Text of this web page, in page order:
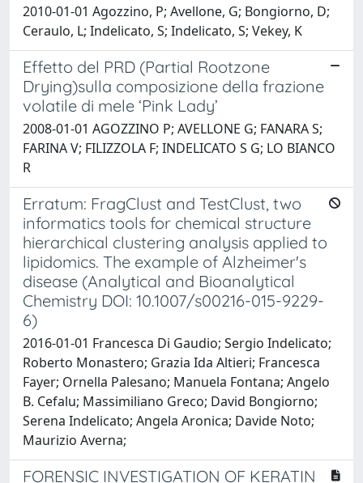
2010-01-01 Agozzino, P; Avellone, G; Bongiorno, D;
Ceraulo, L; Indelicato, S; Indelicato, S; Vekey, K
Effetto del PRD (Partial Rootzone
Drying)sulla composizione della frazione
volatile di mele ‘Pink Lady’
2008-01-01 AGOZZINO P; AVELLONE G; FANARA S;
FARINA V; FILIZZOLA F; INDELICATO S G; LO BIANCO
R
Erratum: FragClust and TestClust, two
informatics tools for chemical structure
hierarchical clustering analysis applied to
lipidomics. The example of Alzheimer's
disease (Analytical and Bioanalytical
Chemistry DOI: 10.1007/s00216-015-9229-
6)
2016-01-01 Francesca Di Gaudio; Sergio Indelicato;
Roberto Monastero; Grazia Ida Altieri; Francesca
Fayer; Ornella Palesano; Manuela Fontana; Angelo
B. Cefalu; Massimiliano Greco; David Bongiorno;
Serena Indelicato; Angela Aronica; Davide Noto;
Maurizio Averna;
FORENSIC INVESTIGATION OF KERATIN